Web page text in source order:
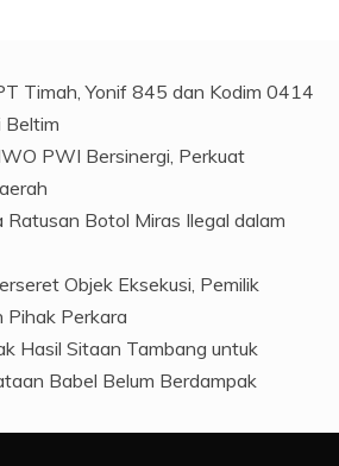
Timah, Yonif 845 dan Kodim 0414
Beltim
PWI Bersinergi, Perkuat
Ratusan Botol Miras Ilegal dalam
Objek Eksekusi, Pemilik
Pihak Perkara
Hasil Sitaan Tambang untuk
Babel Belum Berdampak